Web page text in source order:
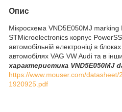
Опис
Мікросхема VND5E050MJ marking
STMicroelectronics корпус
автомобільній електроніці в
автомобілях VAG VW Audi та в
характеристика VND5E050MJ
https://www.mouser.com/
1920925.pdf